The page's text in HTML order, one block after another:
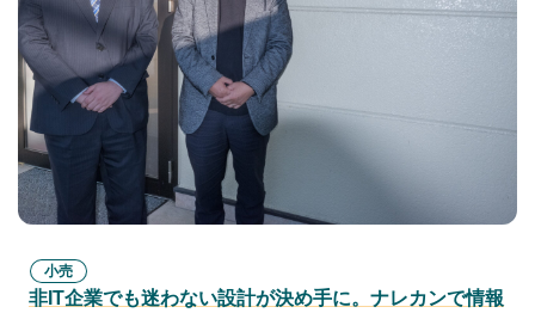
小売
非IT企業でも迷わない設計が決め手に。ナレカンで情報